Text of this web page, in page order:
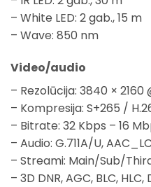
– White LED: 2 gab., 15 m
– Wave: 850 nm
Video/audio
– Rezolūcija: 3840 × 2160
– Kompresija: S+265 /
– Bitrate: 32 Kbps – 16
– Audio: G.711A/U,
– Streami: Main/Sub/
– 3D DNR, AGC, BLC,